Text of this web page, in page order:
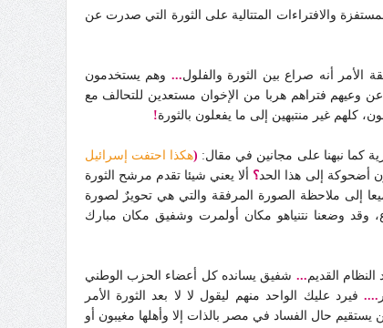
والافتراءات المتتالية على الثورة التي صدرت عن
الأمر أنه صراع بين الثورة والفلول... وهم يستخدمون
وعيهم فتراهم هربا من الإخوان مستعدين للتحالف مع
كلهم غير منتبهين إلى ما يفعلون بالثورة!
كما نبهنا على مجانين في مقال: (هكذا احتفت إسرائيل
أضحوكة إلى هذا الحد؟ ألا يعني شيئا تقدم مرشح الثورة
إلى ملاحظة الصورة المرفقة والتي هي تحويرٌ لصورة
وقد وضعنا نتنياهو مكان أولمرت وشفيق مكان مبارك
القديم... شفيق يسانده كل أعضاء الحزب الوطني
....فيرد عليك الواحد منهم ليقول لا لا بعد الثورة الأمر
حال الفساد في مصر بالذات إلا وأهلها مغيبون أو